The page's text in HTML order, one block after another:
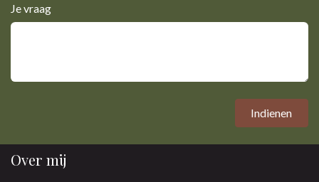
Je vraag
Indienen
Over mij